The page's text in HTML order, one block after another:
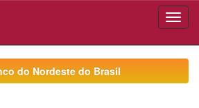
do Nordeste do Brasil